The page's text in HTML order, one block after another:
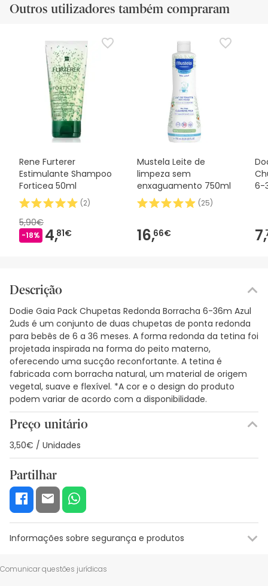
Outros utilizadores também compraram
Rene Furterer
Estimulante Shampoo
Forticea 50ml
(2)
5,90€
-18% 4,81€
Mustela Leite de
limpeza sem
enxaguamento 750ml
(25)
16,66€
6-
7,
Descrição
Dodie Gaia Pack Chupetas Redonda Borracha 6-36m Azul
2uds é um conjunto de duas chupetas de ponta redonda
para bebês de 6 a 36 meses. A forma redonda da tetina foi
projetada inspirada na forma do peito materno,
oferecendo uma sucção reconfortante. A tetina é
fabricada com borracha natural, um material de origem
vegetal, suave e flexível. *A cor e o design do produto
podem variar de acordo com a disponibilidade.
Preço unitário
3,50€ / Unidades
Partilhar
Informações sobre segurança e produtos
Recursos de segurança visual
Comunicar questões jurídicas